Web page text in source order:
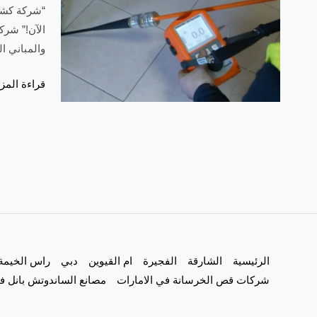
“شركة
الآن!”
والمباني
شركة
قراءة
الرئيسية الشارقة الفجيرة ام القيوين دبي راس
شركات قص الخرسانة في الامارات
مصانع الساندوتش بانل